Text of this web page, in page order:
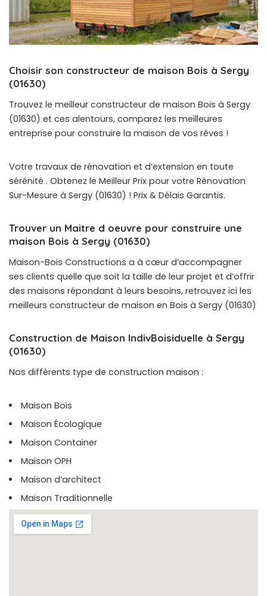
Choisir son constructeur de maison Bois à Sergy
(01630)
Trouvez le meilleur constructeur de maison Bois à Sergy
(01630) et ces alentours, comparez les meilleures
entreprise pour construire la maison de vos rêves !
Votre travaux de rénovation et d’extension en toute
sérénité . Obtenez le Meilleur Prix pour votre Rénovation
Sur-Mesure à Sergy (01630) ! Prix & Délais Garantis.
Trouver un Maitre d oeuvre pour construire une
maison Bois à Sergy (01630)
Maison-Bois Constructions a à cœur d’accompagner
ses clients quelle que soit la taille de leur projet et d’offrir
des maisons répondant à leurs besoins, retrouvez ici les
meilleurs constructeur de maison en Bois à Sergy (01630)
Construction de Maison IndivBoisiduelle à Sergy
(01630)
Nos différents type de construction maison :
Maison Bois
Maison Écologique
Maison Container
Maison OPH
Maison d’architect
Maison Traditionnelle